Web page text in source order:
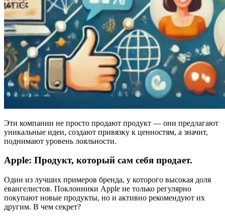
Эти компании не просто продают продукт — они предлагают
уникальные идеи, создают привязку к ценностям, а значит,
поднимают уровень лояльности.
Apple: Продукт, который сам себя продает.
Один из лучших примеров бренда, у которого высокая доля
евангелистов. Поклонники Apple не только регулярно
покупают новые продукты, но и активно рекомендуют их
другим. В чем секрет?